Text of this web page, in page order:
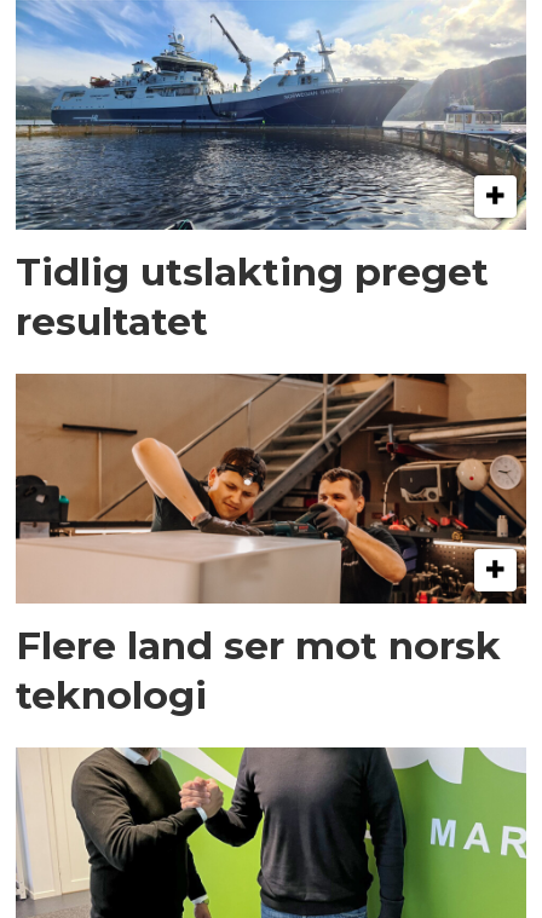
Tidlig utslakting preget
resultatet
Flere land ser mot norsk
teknologi